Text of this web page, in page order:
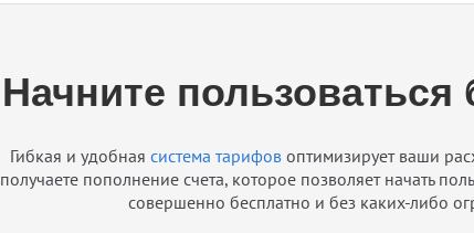
Начните пользоваться
Гибкая и удобная система тарифовоптимизирует ваши
получаете пополнение счета, которое позволяет начать
совершенно бесплатно и без каких-либо